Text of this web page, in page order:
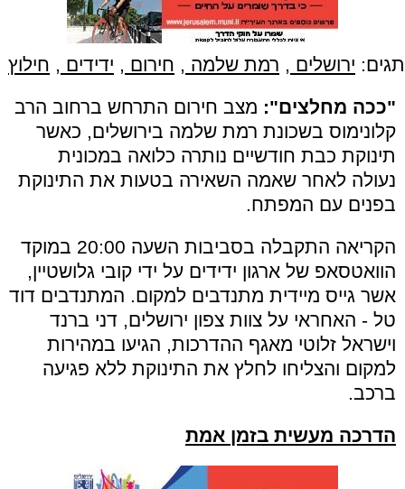
תגים: ירושלים , רמת שלמה , חירום , ידידים , חילוץ
"ככה מחלצים": מצב חירום התרחש ברחוב הרב
קלונימוס בשכונת רמת שלמה בירושלים, כאשר
תינוקת כבת חודשיים נותרה כלואה במכונית
נעולה לאחר שאמה השאירה בטעות את התינוקת
בפנים עם המפתח.
הקריאה התקבלה בסביבות השעה 20:00 במוקד
הוואטסאפ של ארגון ידידים על ידי קובי גלושטיין,
אשר גייס מיידית מתנדבים למקום. המתנדבים דוד
טל - האחראי על צוות צפון ירושלים, דני ברנד
וישראל זלוטי מאגף ההדרכות, הגיעו במהירות
למקום והצליחו לחלץ את התינוקת ללא פגיעה
ברכב.
הדרכה מעשית בזמן אמת